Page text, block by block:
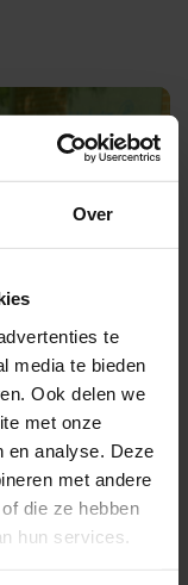
Over
te
media te bieden
Ook delen we
met onze
en analyse. Deze
met andere
die ze hebben
hun services.